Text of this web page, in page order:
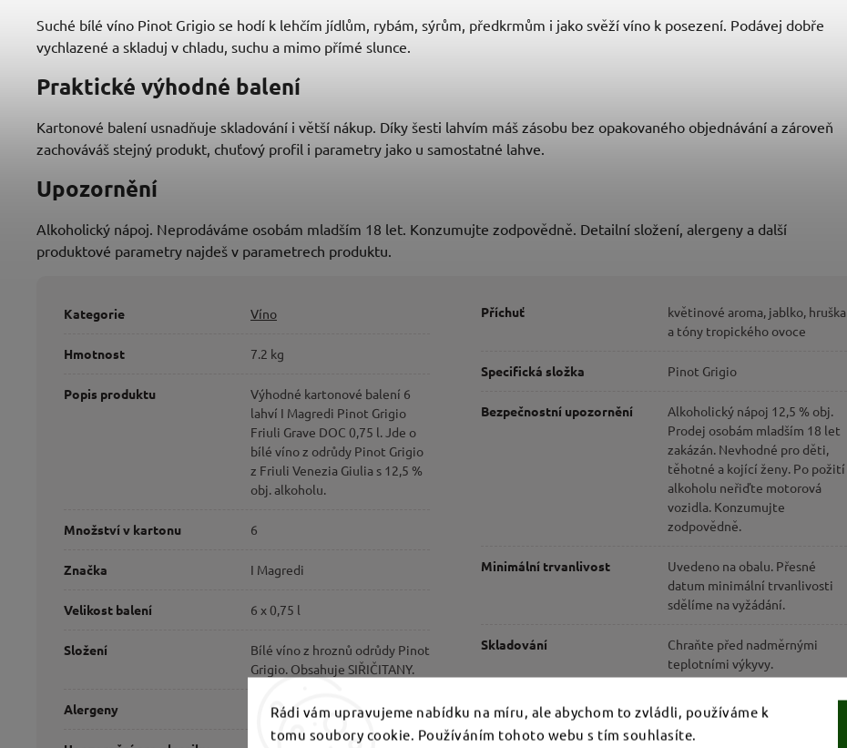
Rádi vám upravujeme nabídku na míru, ale abychom to zvládli, používáme k
tomu soubory cookie. Používáním tohoto webu s tím souhlasíte.
Suché bílé víno Pinot Grigio se hodí k lehčím jídlům, rybám, sýrům, předkrmům i jako svěží víno k posezení. Podávej dobře
vychlazené a skladuj v chladu, suchu a mimo přímé slunce.
Praktické výhodné balení
Kartonové balení usnadňuje skladování i větší nákup. Díky šesti lahvím máš zásobu bez opakovaného objednávání a zároveň
zachováváš stejný produkt, chuťový profil i parametry jako u samostatné lahve.
Upozornění
Alkoholický nápoj. Neprodáváme osobám mladším 18 let. Konzumujte zodpovědně. Detailní složení, alergeny a další
produktové parametry najdeš v parametrech produktu.
Kategorie Víno
Hmotnost 7.2 kg
Popis produktu
Výhodné kartonové balení 6
lahví I Magredi Pinot Grigio
Friuli Grave DOC 0,75 l. Jde o
bílé víno z odrůdy Pinot Grigio
z Friuli Venezia Giulia s 12,5 %
obj. alkoholu.
Množství v kartonu 6
Značka I Magredi
Velikost balení 6 x 0,75 l
Složení
Bílé víno z hroznů odrůdy Pinot
Grigio. Obsahuje SIŘIČITANY.
Alergeny Obsahuje SIŘIČITANY.
Příchuť
květinové aroma, jablko, hruška
a tóny tropického ovoce
Specifická složka Pinot Grigio
Bezpečnostní upozornění
Alkoholický nápoj 12,5 % obj.
Prodej osobám mladším 18 let
zakázán. Nevhodné pro děti,
těhotné a kojící ženy. Po požití
alkoholu neřiďte motorová
vozidla. Konzumujte
zodpovědně.
Minimální trvanlivost
Uvedeno na obalu. Přesné
datum minimální trvanlivosti
sdělíme na vyžádání.
Skladování
Chraňte před nadměrnými
teplotními výkyvy.
Nenechávejte láhev
dlouhodobě v lednici; skladujte
v chladu, suchu a temnu.